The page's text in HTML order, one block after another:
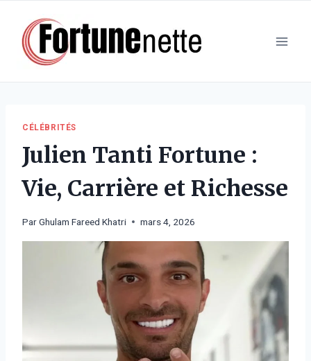
contenu
CÉLÉBRITÉS
Julien Tanti Fortune :
Vie, Carrière et Richesse
ParGhulam Fareed Khatri mars 4, 2026